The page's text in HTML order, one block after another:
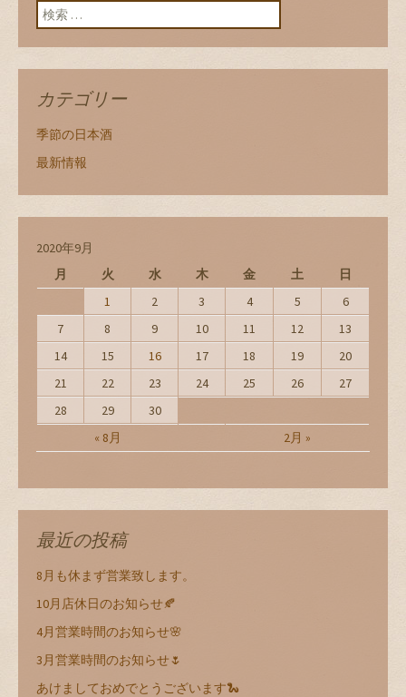
検索:
カテゴリー
季節の日本酒
最新情報
2020年9月
月
火 水 木 金 土 日
« 8月 2月 »
1 2 3 4 5
6
7
8 9 10 11 12
13
14
15 16 17 18 19
20
21
22 23 24 25 26
27
28
29 30
最近の投稿
8月も休まず営業致します。
10月店休日のお知らせ🍂
4月営業時間のお知らせ🌸
3月営業時間のお知らせ🌷
あけましておめでとうございます🐍